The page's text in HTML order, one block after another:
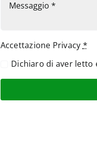
Accettazione Privacy *
Dichiaro di aver letto